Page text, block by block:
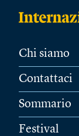
Chi siamo
Contattaci
Sommario
Festival